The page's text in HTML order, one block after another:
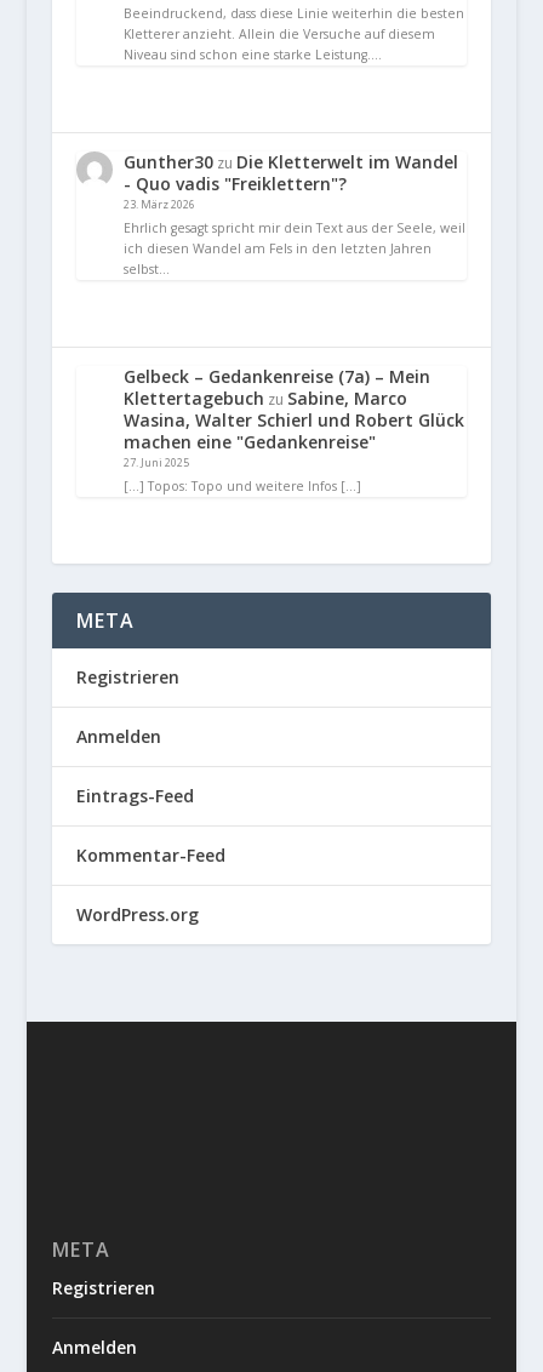
Beeindruckend, dass diese Linie weiterhin die besten
Kletterer anzieht. Allein die Versuche auf diesem
Niveau sind schon eine starke Leistung.…
Gunther30zu Die Kletterwelt im Wandel
- Quo vadis "Freiklettern"?
23. März 2026
Ehrlich gesagt spricht mir dein Text aus der Seele, weil
ich diesen Wandel am Fels in den letzten Jahren
selbst…
Gelbeck – Gedankenreise (7a) – Mein
Klettertagebuch zu Sabine, Marco
Wasina, Walter Schierl und Robert Glück
machen eine "Gedankenreise"
27. Juni 2025
[…] Topos: Topo und weitere Infos […]
META
Registrieren
Anmelden
Eintrags-Feed
Kommentar-Feed
WordPress.org
META
Registrieren
Anmelden